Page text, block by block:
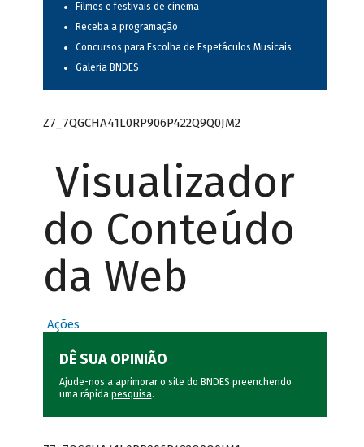
Filmes e festivais de cinema
Receba a programação
Concursos para Escolha de Espetáculos Musicais
Galeria BNDES
Z7_7QGCHA41L0RP906P422Q9Q0JM2
Visualizador
do Conteúdo
da Web
Ações
DÊ SUA OPINIÃO
Ajude-nos a aprimorar o site do BNDES preenchendo
uma rápida pesquisa.